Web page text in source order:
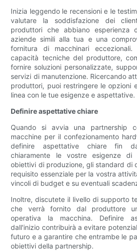
Inizia leggendo le recensioni e le
valutare la soddisfazione dei
produttori che abbiano esperienza
aziende simili alla tua e una
fornitura di macchinari
capacità tecniche del produttore,
fornire soluzioni personalizzate,
servizi di manutenzione. Ricercando
produttori, puoi restringere le opzioni
linea con le tue esigenze e aspettative.
Definire aspettative chiare
Quando si avvia una partnership
macchine per il confezionamento
definire aspettative chiare fin
chiaramente le vostre esigenze di
obiettivi di produzione, gli standard di
requisito essenziale per la vostra
vincoli di budget e su eventuali
Inoltre, discutete il livello di supporto
che verrà fornito dal produttore
operativa la macchina. Definire
dall'inizio contribuirà a evitare
futuro e a garantire che entrambe le
obiettivi della partnership.